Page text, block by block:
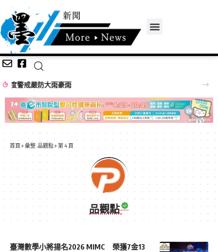
基隆光明路改善工程 榮獲國土管理署「馬路好行」優良獎
首頁 » 彙整: 品觀點» 第 4 頁
品觀點
臺灣數學小將揚名2026 MIMC​ 榮獲7金13